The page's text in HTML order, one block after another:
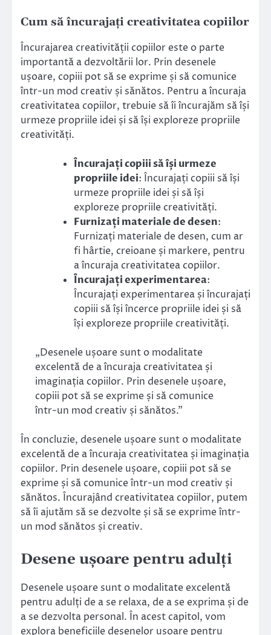
Cum să încurajați creativitatea copiilor
Încurajarea creativității copiilor este o parte
importantă a dezvoltării lor. Prin desenele
ușoare, copiii pot să se exprime și să comunice
într-un mod creativ și sănătos. Pentru a încuraja
creativitatea copiilor, trebuie să îi încurajăm să își
urmeze propriile idei și să își exploreze propriile
creativități.
Încurajați copiii să își urmeze
propriile idei: Încurajați copiii să își
urmeze propriile idei și să își
exploreze propriile creativități.
Furnizați materiale de desen:
Furnizați materiale de desen, cum ar
fi hârtie, creioane și markere, pentru
a încuraja creativitatea copiilor.
Încurajați experimentarea:
Încurajați experimentarea și încurajați
copiii să își încerce propriile idei și să
își exploreze propriile creativități.
„Desenele ușoare sunt o modalitate
excelentă de a încuraja creativitatea și
imaginația copiilor. Prin desenele ușoare,
copiii pot să se exprime și să comunice
într-un mod creativ și sănătos.”
În concluzie, desenele ușoare sunt o modalitate
excelentă de a încuraja creativitatea și imaginația
copiilor. Prin desenele ușoare, copiii pot să se
exprime și să comunice într-un mod creativ și
sănătos. Încurajând creativitatea copiilor, putem
să îi ajutăm să se dezvolte și să se exprime într-
un mod sănătos și creativ.
Desene ușoare pentru adulți
Desenele ușoare sunt o modalitate excelentă
pentru adulți de a se relaxa, de a se exprima și de
a se dezvolta personal. În acest capitol, vom
explora beneficiile desenelor ușoare pentru